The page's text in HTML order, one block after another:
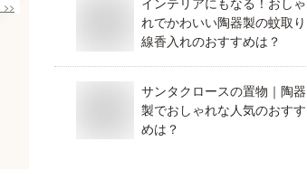
>>
れでかわいい陶器製の蚊取り
線香入れのおすすめは？
サンタクロースの置物｜陶器
製でおしゃれな人気のおすす
めは？